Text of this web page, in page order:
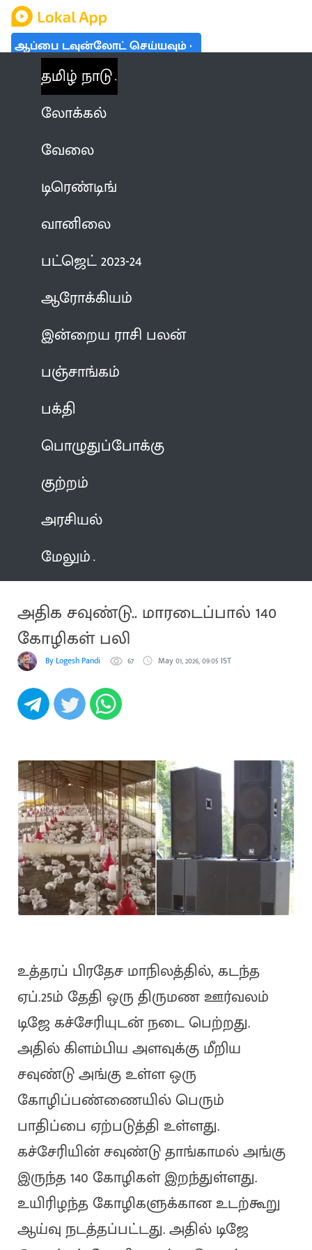
ஆப்பை டவுன்லோட் செய்யவும்
தமிழ் நாடு
லோக்கல்
வேலை
டிரெண்டிங்
வானிலை
பட்ஜெட் 2023-24
ஆரோக்கியம்
இன்றைய ராசி பலன்
பஞ்சாங்கம்
பக்தி
பொழுதுப்போக்கு
குற்றம்
அரசியல்
மேலும்
அதிக சவுண்டு.. மாரடைப்பால் 140
கோழிகள் பலி
By Logesh Pandi 67 May 01, 2026, 09:05 IST
உத்தரப் பிரதேச மாநிலத்தில், கடந்த
ஏப்.25ம் தேதி ஒரு திருமண ஊர்வலம்
டிஜே கச்சேரியுடன் நடை பெற்றது.
அதில் கிளம்பிய அளவுக்கு மீறிய
சவுண்டு அங்கு உள்ள ஒரு
கோழிப்பண்ணையில் பெரும்
பாதிப்பை ஏற்படுத்தி உள்ளது.
கச்சேரியின் சவுண்டு தாங்காமல் அங்கு
இருந்த 140 கோழிகள் இறந்துள்ளது.
உயிரிழந்த கோழிகளுக்கான உடற்கூறு
ஆய்வு நடத்தப்பட்டது. அதில் டிஜே